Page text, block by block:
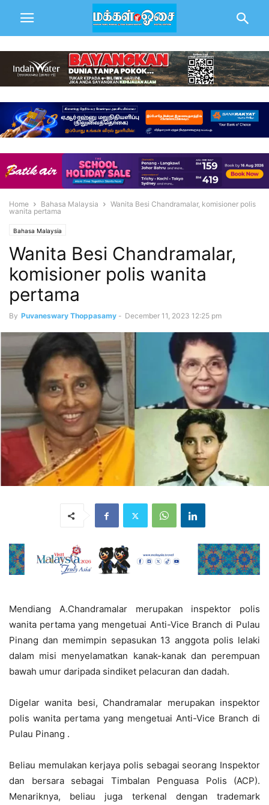
Home Bahasa Malaysia
Wanita Besi Chandramalar, komisioner polis
wanita pertama
Bahasa Malaysia
Wanita Besi Chandramalar,
komisioner polis wanita
pertama
By Puvaneswary Thoppasamy - December 11, 2023 12:25 pm
Mendiang A.Chandramalar merupakan inspektor polis
wanita pertama yang mengetuai Anti-Vice Branch di Pulau
Pinang dan memimpin sepasukan 13 anggota polis lelaki
dalam misi menyelamatkan kanak-kanak dan perempuan
bawah umur daripada sindiket pelacuran dan dadah.
Digelar wanita besi, Chandramalar merupakan inspektor
polis wanita pertama yang mengetuai Anti-Vice Branch di
Pulau Pinang .
Beliau memulakan kerjaya polis sebagai seorang Inspektor
dan bersara sebagai Timbalan Penguasa Polis (ACP).
Menariknya, beliau juga terkenal dengan trademark